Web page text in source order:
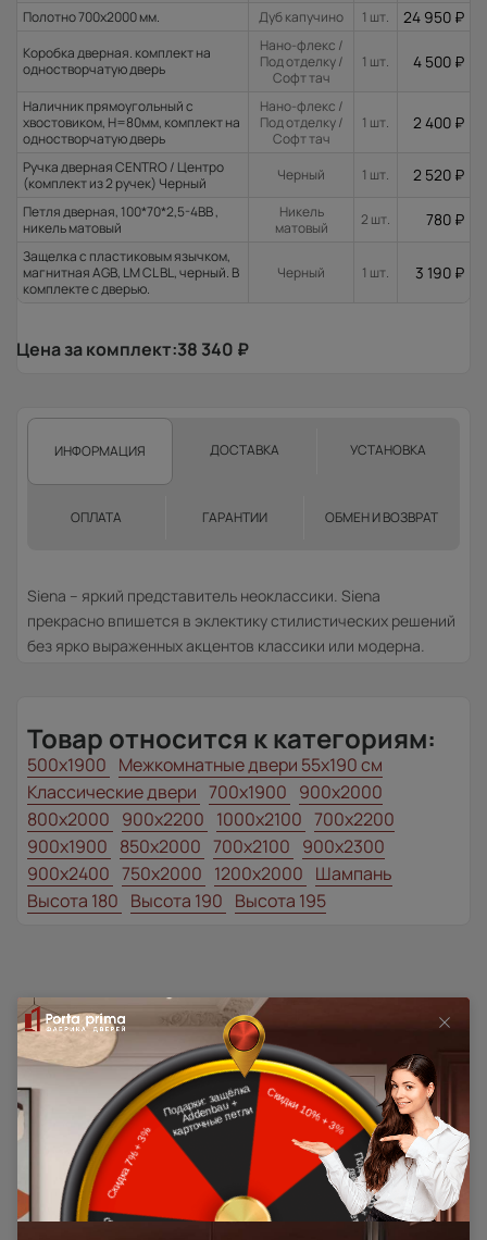
Полотно 700x2000 мм. Дуб капучино 1 шт. 24 950 ₽
Коробка дверная. комплект на
одностворчатую дверь
Нано-флекс /
Под отделку /
Софт тач
1 шт. 4 500 ₽
Наличник прямоугольный с
хвостовиком, H=80мм, комплект на
одностворчатую дверь
Нано-флекс /
Под отделку /
Софт тач
1 шт. 2 400 ₽
Ручка дверная CENTRO / Центро
(комплект из 2 ручек) Черный
Черный 1 шт. 2 520 ₽
Петля дверная, 100*70*2,5-4ВВ ,
никель матовый
Никель
матовый
2 шт. 780 ₽
Защелка с пластиковым язычком,
магнитная AGB, LM CL BL, черный. В
комплекте с дверью.
Черный 1 шт. 3 190 ₽
Цена за комплект:38 340 ₽
ИНФОРМАЦИЯ ДОСТАВКА УСТАНОВКА
ОПЛАТА ГАРАНТИИ ОБМЕН И ВОЗВРАТ
Siena – яркий представитель неоклассики. Siena
прекрасно впишется в эклектику стилистических решений
без ярко выраженных акцентов классики или модерна.
Товар относится к категориям:
500x1900 Межкомнатные двери 55х190 см
Классические двери 700x1900 900x2000
800x2000 900x2200 1000x2100 700x2200
900x1900 850x2000 700x2100 900x2300
900x2400 750x2000 1200x2000 Шампань
Высота 180 Высота 190 Высота 195
Наши преимущества
Программы
лояльности